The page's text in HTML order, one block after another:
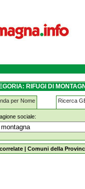
RIFUGI DI
per Nome Ricerca
sociale:
masi-torello
| Comuni della